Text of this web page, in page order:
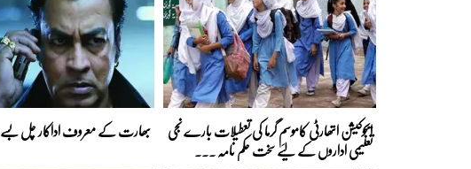
ایجوکیشن اتھارٹی کاموسمِ گرما کی تعطیلات بارے نجی
تعلیمی اداروں کے لیے سخت حکم نامہ ...
بھارت کے معروف اداکار چل بسے